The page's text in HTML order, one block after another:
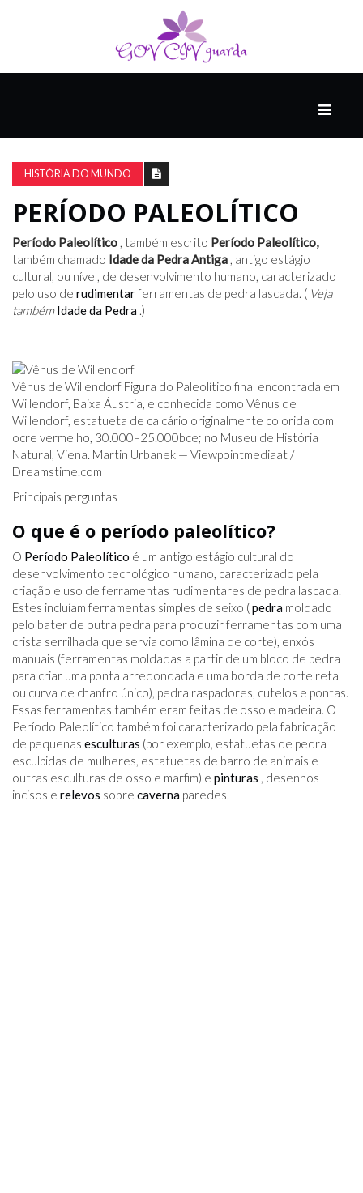
DO
THINK
COMPANHEIRO
COMEÇA
ESTRONDO
HISTÓRIA DO MUNDO
PERÍODO PALEOLÍTICO
Período Paleolítico , também escrito Período Paleolítico,
também chamado Idade da Pedra Antiga , antigo estágio
cultural, ou nível, de desenvolvimento humano, caracterizado
pelo uso de rudimentarferramentas de pedra lascada. ( Veja
também Idade da Pedra .)
Vênus de Willendorf Figura do Paleolítico final encontrada em
Willendorf, Baixa Áustria, e conhecida como Vênus de
Willendorf, estatueta de calcário originalmente colorida com
ocre vermelho, 30.000–25.000bce; no Museu de História
Natural, Viena. Martin Urbanek — Viewpointmediaat /
Dreamstime.com
Principais perguntas
O que é o período paleolítico?
O Período Paleolítico é um antigo estágio cultural do
desenvolvimento tecnológico humano, caracterizado pela
criação e uso de ferramentas rudimentares de pedra lascada.
Estes incluíam ferramentas simples de seixo (pedra moldado
pelo bater de outra pedra para produzir ferramentas com uma
crista serrilhada que servia como lâmina de corte), enxós
manuais (ferramentas moldadas a partir de um bloco de pedra
para criar uma ponta arredondada e uma borda de corte reta
ou curva de chanfro único), pedra raspadores, cutelos e pontas.
Essas ferramentas também eram feitas de osso e madeira. O
Período Paleolítico também foi caracterizado pela fabricação
de pequenas esculturas (por exemplo, estatuetas de pedra
esculpidas de mulheres, estatuetas de barro de animais e
outras esculturas de osso e marfim) e pinturas , desenhos
incisos e relevos sobre caverna paredes.